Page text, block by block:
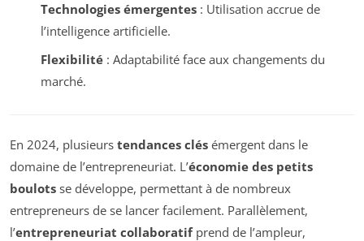
Technologies émergentes: Utilisation accrue de
l’intelligence artificielle.
Flexibilité: Adaptabilité face aux changements du
marché.
En 2024, plusieurs tendances clés émergent dans le
domaine de l’entrepreneuriat. L’économie des petits
boulots se développe, permettant à de nombreux
entrepreneurs de se lancer facilement. Parallèlement,
l’entrepreneuriat collaboratifprend de l’ampleur,